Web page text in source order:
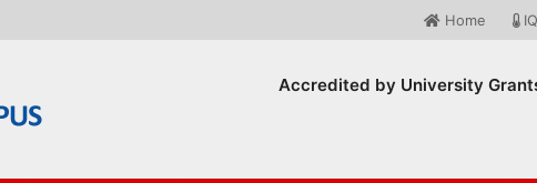
Home
Accredited by University